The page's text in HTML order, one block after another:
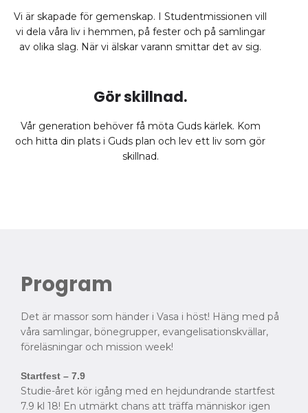
Vi är skapade för gemenskap. I Studentmissionen vill
vi dela våra liv i hemmen, på fester och på samlingar
av olika slag. När vi älskar varann smittar det av sig.
Gör skillnad.
Vår generation behöver få möta Guds kärlek. Kom
och hitta din plats i Guds plan och lev ett liv som gör
skillnad.
Program
Det är massor som händer i Vasa i höst! Häng med på
våra samlingar, bönegrupper, evangelisationskvällar,
föreläsningar och mission week!
Startfest – 7.9
Studie-året kör igång med en hejdundrande startfest
7.9 kl 18! En utmärkt chans att träffa människor igen